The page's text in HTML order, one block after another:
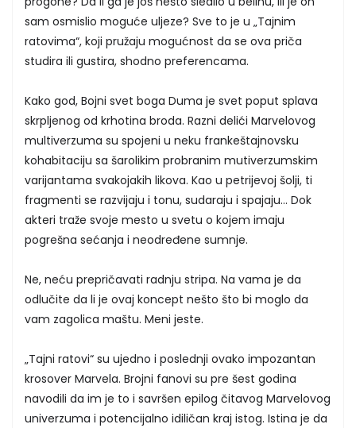
sam osmislio moguće uljeze? Sve to je u „Tajnim
ratovima“, koji pružaju mogućnost da se ova priča
studira ili gustira, shodno preferencama.
Kako god, Bojni svet boga Duma je svet poput splava
skrpljenog od krhotina broda. Razni delići Marvelovog
multiverzuma su spojeni u neku frankeštajnovsku
kohabitaciju sa šarolikim probranim mutiverzumskim
varijantama svakojakih likova. Kao u petrijevoj šolji, ti
fragmenti se razvijaju i tonu, sudaraju i spajaju... Dok
akteri traže svoje mesto u svetu o kojem imaju
pogrešna sećanja i neodređene sumnje.
Ne, neću prepričavati radnju stripa. Na vama je da
odlučite da li je ovaj koncept nešto što bi moglo da
vam zagolica maštu. Meni jeste.
„Tajni ratovi“ su ujedno i poslednji ovako impozantan
krosover Marvela. Brojni fanovi su pre šest godina
navodili da im je to i savršen epilog čitavog Marvelovog
univerzuma i potencijalno idiličan kraj istog. Istina je da